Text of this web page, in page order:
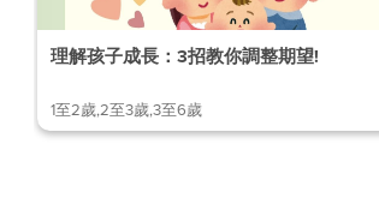
理解孩子成長：3招教你調整期望!
1至2歲,2至3歲,3至6歲